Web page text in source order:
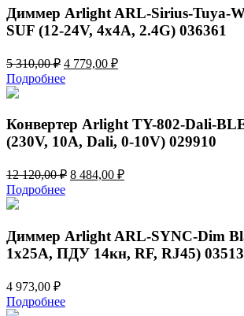
310,00 ₽.
Диммер Arlight ARL-Sirius-Tuya-
SUF (12-24V, 4x4A, 2.4G) 036361
5 310,00₽ Первоначальная
цена
составляла
310,00 ₽.
4 779,00 ₽Текущая
Подробнее
Конвертер Arlight TY-802-Dali-
(230V, 10A, Dali, 0-10V) 029910
12 120,00₽ Первоначальная
120,00 ₽.
8 484,00 ₽Текущая
Подробнее
Диммер Arlight ARL-SYNC-Dim
1x25A, ПДУ 14кн, RF, RJ45)
4 973,00 ₽
Подробнее